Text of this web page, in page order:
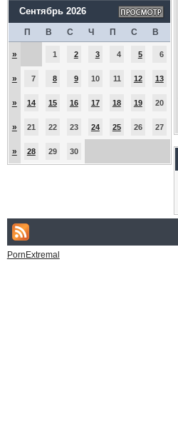
Сентябрь 2026
П В С Ч П С В
» 1 2 3 4 5 6
» 7 8 9 10 11 12 13
» 14 15 16 17 18 19 20
» 21 22 23 24 25 26 27
» 28 29 30
PornExtremal